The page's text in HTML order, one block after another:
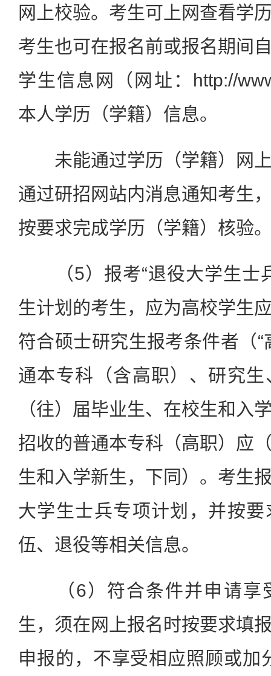
网上校验。考生可上网查看学
考生也可在报名前或报名期间
学生信息网（网址：http://
本人学历（学籍）信息。
未能通过学历（学籍）网上
通过研招网站内消息通知考生
按要求完成学历（学籍）核验
（5）报考“退役大学生士
生计划的考生，应为高校学生
符合硕士研究生报考条件者（“
通本专科（含高职）、研究
（往）届毕业生、在校生和入
招收的普通本专科（高职）应
生和入学新生，下同）。考生
大学生士兵专项计划，并按
伍、退役等相关信息。
（6）符合条件并申请享
生，须在网上报名时按要求填
申报的，不享受相应照顾或加